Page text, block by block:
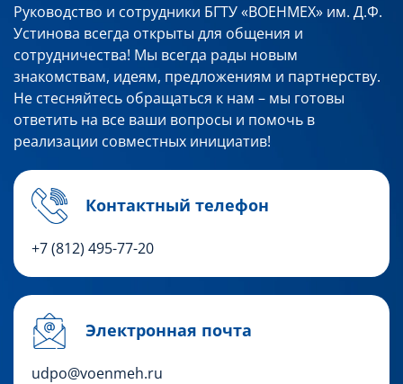
Руководство и сотрудники БГТУ «ВОЕНМЕХ» им. Д.Ф.
Устинова всегда открыты для общения и
сотрудничества! Мы всегда рады новым
знакомствам, идеям, предложениям и партнерству.
Не стесняйтесь обращаться к нам – мы готовы
ответить на все ваши вопросы и помочь в
реализации совместных инициатив!
Контактный телефон
+7 (812) 495-77-20
Электронная почта
udpo@voenmeh.ru